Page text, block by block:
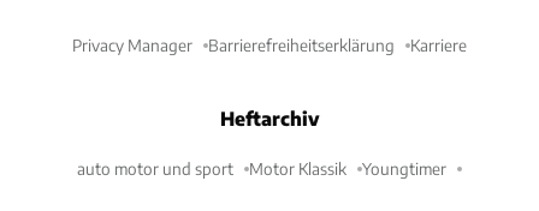
Privacy Manager Barrierefreiheitserklärung Karriere
Heftarchiv
auto motor und sport Motor Klassik Youngtimer